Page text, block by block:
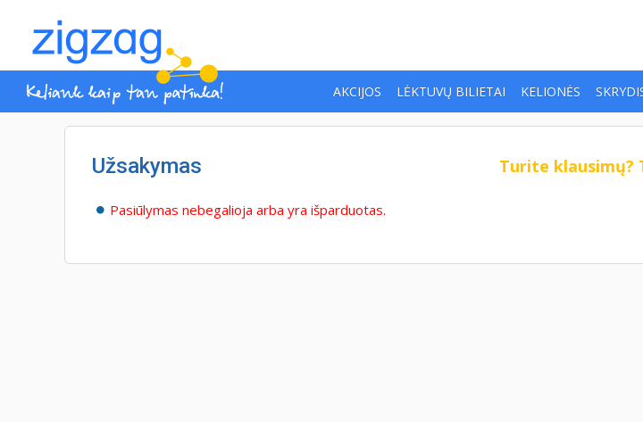
AKCIJOS LĖKTUVŲ BILIETAI KELIONĖS
Užsakymas Turite klausimų?
Pasiūlymas nebegalioja arba yra išparduotas.